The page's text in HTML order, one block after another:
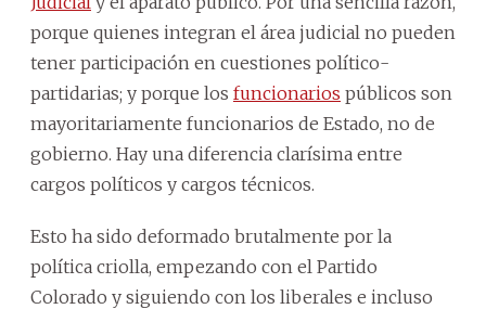
porque quienes integran el área judicial no pueden
tener participación en cuestiones político-
partidarias; y porque los funcionarios públicos son
mayoritariamente funcionarios de Estado, no de
gobierno. Hay una diferencia clarísima entre
cargos políticos y cargos técnicos.
Esto ha sido deformado brutalmente por la
política criolla, empezando con el Partido
Colorado y siguiendo con los liberales e incluso